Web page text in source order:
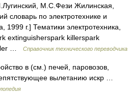
М.С.Фези Жилинская,
словарь по электротехнике и
1999 г.] Тематики электротехника,
extinguisherspark killerspark
…
Справочник технического переводчика
в (см.) печей, паровозов,
вылетанию искр …